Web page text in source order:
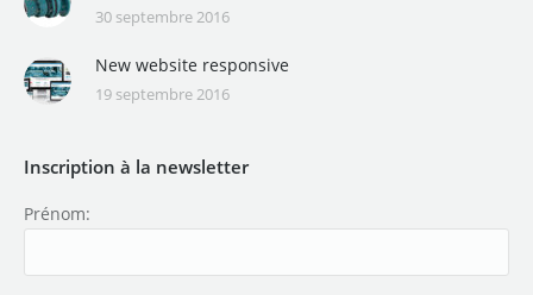
30 septembre 2016
New website responsive
19 septembre 2016
Inscription à la newsletter
Prénom: